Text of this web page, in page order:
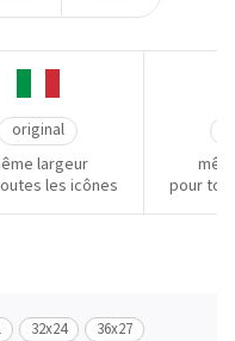
original
largeur
les icônes
pour
32x24
36x27